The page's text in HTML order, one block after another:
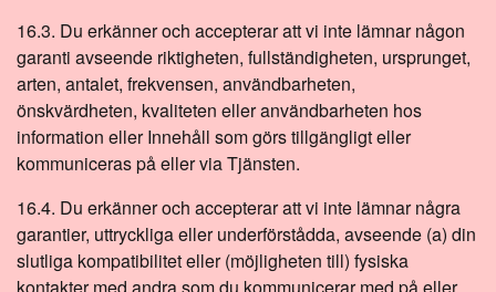
16.3. Du erkänner och accepterar att vi inte lämnar någon
garanti avseende riktigheten, fullständigheten, ursprunget,
arten, antalet, frekvensen, användbarheten,
önskvärdheten, kvaliteten eller användbarheten hos
information eller Innehåll som görs tillgängligt eller
kommuniceras på eller via Tjänsten.
16.4. Du erkänner och accepterar att vi inte lämnar några
garantier, uttryckliga eller underförstådda, avseende (a) din
slutliga kompatibilitet eller (möjligheten till) fysiska